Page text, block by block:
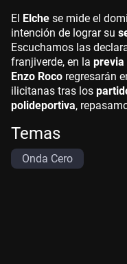
El Elche se mide el
intención de lograr su
Escuchamos las
franjiverde, en la previa
Enzo Roco regresarán
ilicitanas tras los
polideportiva,
Temas
Onda Cero